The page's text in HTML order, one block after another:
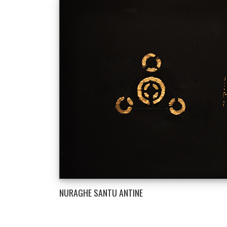
NURAGHE SANTU ANTINE